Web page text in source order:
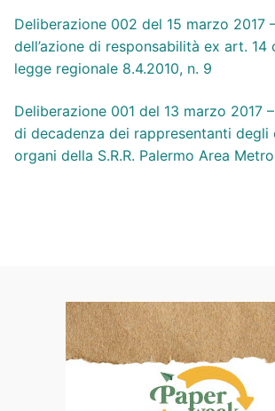
Deliberazione 002 del 15 marzo 2017
dell’azione di responsabilità ex art. 14
legge regionale 8.4.2010, n. 9
Deliberazione 001 del 13 marzo 2017
di decadenza dei rappresentanti degli
organi della S.R.R. Palermo Area